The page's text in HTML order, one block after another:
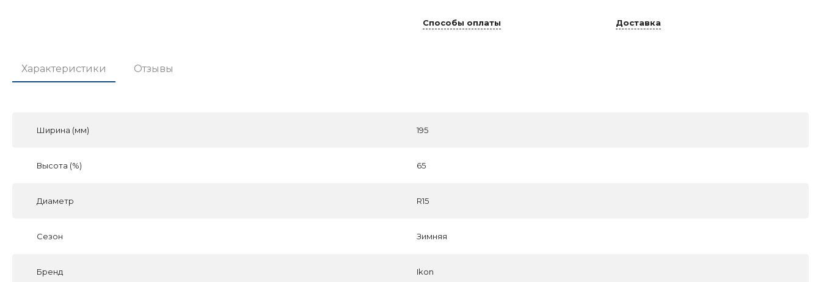
Способы оплаты Доставка
Характеристики Отзывы
Ширина (мм) 195
Высота (%) 65
Диаметр R15
Сезон Зимняя
Бренд Ikon